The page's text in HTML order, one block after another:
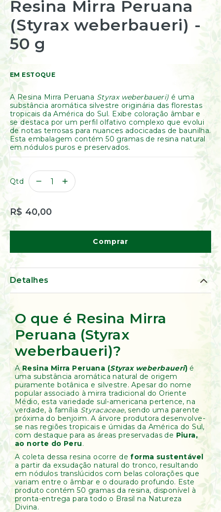
Resinas
Incensos
Naturais
Vegetais
Perfumados
Incensos
Incensários
Difusores
Aromáticos
Difusores
Livros
Diversos
Banho
Ervas
início
da
Galeria
de
Resina Mirra Peruana
(Styrax weberbaueri) -
50 g
EM ESTOQUE
A Resina Mirra Peruana Styrax weberbaueri) é uma
substância aromática silvestre originária das florestas
tropicais da América do Sul. Exibe coloração âmbar e
se destaca por um perfil olfativo complexo que evolui
de notas terrosas para nuances adocicadas de baunilha.
Esta embalagem contém 50 gramas de resina natural
em nódulos puros e preservados.
Qtd
R$ 40,00
Comprar
Detalhes
O que é Resina Mirra
Peruana (Styrax
weberbaueri)?
A Resina Mirra Peruana (Styrax weberbaueri) é
uma substância aromática natural de origem
puramente botânica e silvestre. Apesar do nome
popular associado à mirra tradicional do Oriente
Médio, esta variedade sul-americana pertence, na
verdade, à família Styracaceae, sendo uma parente
próxima do benjoim. A árvore produtora desenvolve-
se nas regiões tropicais e úmidas da América do Sul,
com destaque para as áreas preservadas de Piura,
ao norte do Peru.
A coleta dessa resina ocorre deforma sustentável
a partir da exsudação natural do tronco, resultando
em nódulos translúcidos com belas colorações que
variam entre o âmbar e o dourado profundo. Este
produto contém 50 gramas da resina, disponível à
pronta-entrega para todo o Brasil na Natureza
Divina.